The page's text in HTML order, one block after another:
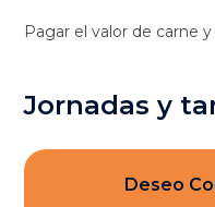
Pagar el valor de carne
Jornadas y
Deseo